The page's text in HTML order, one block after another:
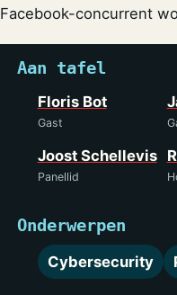
Facebook-concurrent
Aan tafel
Floris Bot
Gast
Joost Schellevis
Panellid
Onderwerpen
Cybersecurity